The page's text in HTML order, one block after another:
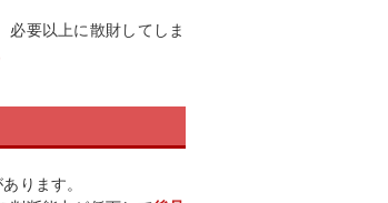
必要以上に散財してしま
ります。